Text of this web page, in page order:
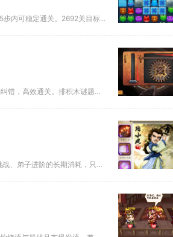
内可稳定通关。2692关目标...
密室逃脱18排积木核心技巧是先定边缘、再调中心，按颜色分区归位，配合齿轮分步旋转与回溯纠错，高效通关。排积木谜题的关键是...
结论：首刷礼包仅能解决新手前期30级以内的资源缺口，无法完整覆盖全阶段日常养成、副本挑战、弟子进阶的长期消耗，只能作为开...